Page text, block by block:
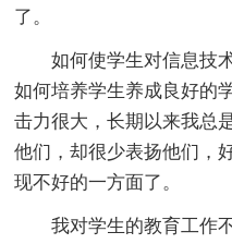
了。
如何使学生对信息技
如何培养学生养成良好的
击力很大，长期以来我总
他们，却很少表扬他们，
现不好的一方面了。
我对学生的教育工作